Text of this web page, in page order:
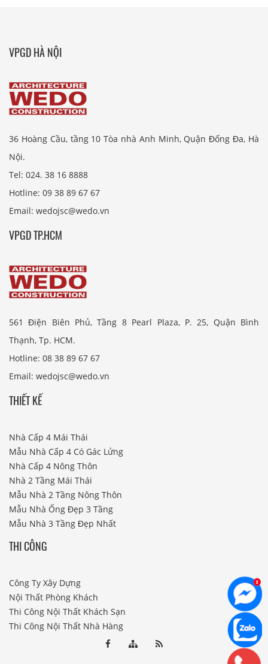
VPGD HÀ NỘI
36 Hoàng Cầu, tầng 10 Tòa nhà Anh Minh, Quận Đống Đa, Hà
Nội.
Tel: 024. 38 16 8888
Hotline: 09 38 89 67 67
Email: wedojsc@wedo.vn
VPGD TP.HCM
561 Điện Biên Phủ, Tầng 8 Pearl Plaza, P. 25, Quận Bình
Thạnh, Tp. HCM.
Hotline: 08 38 89 67 67
Email: wedojsc@wedo.vn
THIẾT KẾ
Nhà Cấp 4 Mái Thái
Mẫu Nhà Cấp 4 Có Gác Lửng
Nhà Cấp 4 Nông Thôn
Nhà 2 Tầng Mái Thái
Mẫu Nhà 2 Tầng Nông Thôn
Mẫu Nhà Ống Đẹp 3 Tầng
Mẫu Nhà 3 Tầng Đẹp Nhất
THI CÔNG
Công Ty Xây Dựng
Nội Thất Phòng Khách
Thi Công Nội Thất Khách Sạn
Thi Công Nội Thất Nhà Hàng